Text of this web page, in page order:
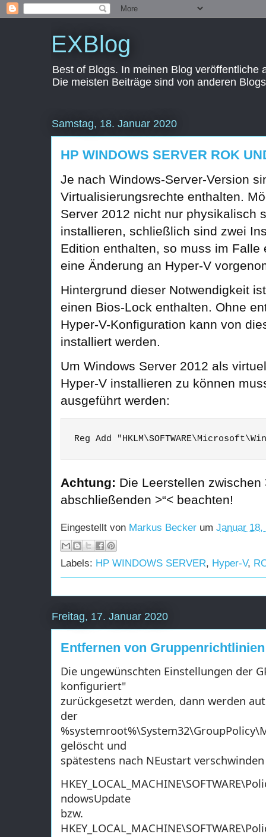
EXBlog
Best of Blogs. In meinen Blog
Die meisten Beiträge sind von anderen
Samstag, 18. Januar 2020
HP WINDOWS SERVER ROK
Je nach Windows-Server-Version
Virtualisierungsrechte enthalten.
Server 2012 nicht nur physikalisch
installieren, schließlich sind zwei
Edition enthalten, so muss im Falle
eine Änderung an Hyper-V
Hintergrund dieser Notwendigkeit
einen Bios-Lock enthalten. Ohne
Hyper-V-Konfiguration kann von
installiert werden.
Um Windows Server 2012 als
Hyper-V installieren zu können
ausgeführt werden:
Reg Add
Achtung: Die Leerstellen zwischen
abschließenden >“< beachten!
Eingestellt von Markus Becker um Januar 18,
Labels: HP WINDOWS SERVER, Hyper-V,
Freitag, 17. Januar 2020
Entfernen von
Die ungewünschten Einstellungen der
konfiguriert"
zurückgesetzt werden, dann werden
der
gelöscht und
spätestens nach NEustart
ndowsUpdate
bzw.